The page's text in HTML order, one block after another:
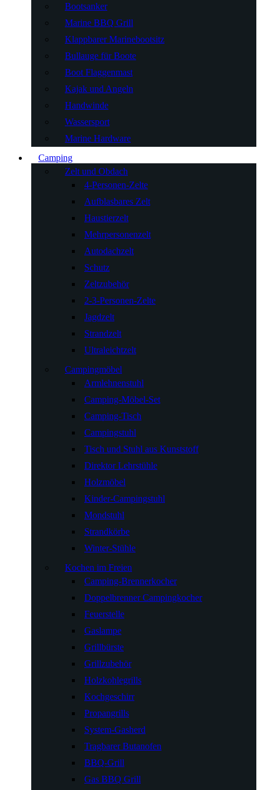
Bootsanker
Marine BBQ Grill
Klappbarer Marinebootsitz
Bullauge für Boote
Boot Flaggenmast
Kajak und Angeln
Handwinde
Wassersport
Marine Hardware
Camping
Zelt und Obdach
4-Personen-Zelte
Aufblasbares Zelt
Haustierzelt
Mehrpersonenzelt
Autodachzelt
Schutz
Zeltzubehör
2-3-Personen-Zelte
Jagdzelt
Strandzelt
Ultraleichtzelt
Campingmöbel
Armlehnenstuhl
Camping-Möbel-Set
Camping-Tisch
Campingstuhl
Tisch und Stuhl aus Kunststoff
Direktor Lehrstühle
Holzmöbel
Kinder-Campingstuhl
Mondstuhl
Strandkörbe
Winter-Stühle
Kochen im Freien
Camping-Brennerkocher
Doppelbrenner Campingkocher
Feuerstelle
Gaslampe
Grillbürste
Grillzubehör
Holzkohlegrills
Kochgeschirr
Propangrills
System-Gasherd
Tragbarer Butanofen
BBQ-Grill
Gas BBQ Grill